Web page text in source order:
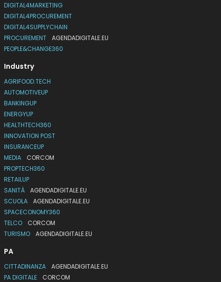
DIGITAL4MARKETING
DIGITAL4PROCUREMENT
DIGITAL4SUPPLYCHAIN
PROCUREMENT
AGENDADIGITALE.EU
PEOPLE&CHANGE360
Industry
AGRIFOOD.TECH
AUTOMOTIVEUP
BANKINGUP
ENERGYUP
HEALTHTECH360
INNOVATION POST
INSURANCEUP
MEDIA
CORCOM
PROPTECH360
RETAILUP
SANITÀ
AGENDADIGITALE.EU
SCUOLA
AGENDADIGITALE.EU
SPACECONOMY360
TELCO
CORCOM
TURISMO
AGENDADIGITALE.EU
PA
CITTADINANZA
AGENDADIGITALE.EU
PA DIGITALE
CORCOM